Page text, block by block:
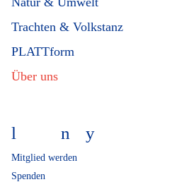
Trachten & Volkstanz
PLATTform
Über uns
l n y
Mitglied werden
Spenden